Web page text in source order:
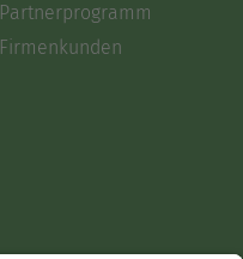
Partnerprogramm
Firmenkunden